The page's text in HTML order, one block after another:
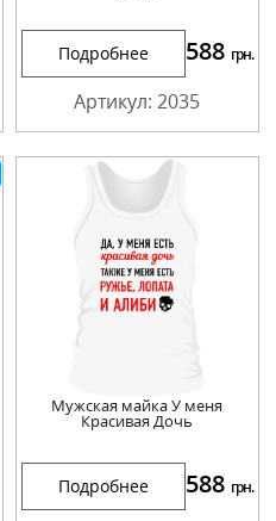
Подробнее 588 грн.
Артикул: 2035
Мужская майка У меня
Красивая Дочь
Подробнее 588 грн.